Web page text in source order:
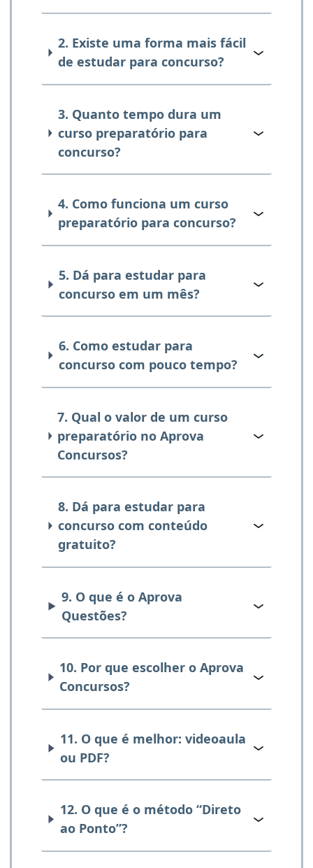
2. Existe uma forma mais fácil
de estudar para concurso?
3. Quanto tempo dura um
curso preparatório para
concurso?
4. Como funciona um curso
preparatório para concurso?
5. Dá para estudar para
concurso em um mês?
6. Como estudar para
concurso com pouco tempo?
7. Qual o valor de um curso
preparatório no Aprova
Concursos?
8. Dá para estudar para
concurso com conteúdo
gratuito?
9. O que é o Aprova
Questões?
10. Por que escolher o Aprova
Concursos?
11. O que é melhor: videoaula
ou PDF?
12. O que é o método “Direto
ao Ponto”?